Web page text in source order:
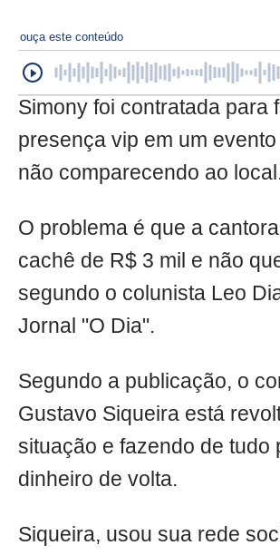
ouça este conteúdo
Simony foi contratada para
presença vip em um
não comparecendo ao
O problema é que a
cachê de R$ 3 mil e não
segundo o colunista Leo
Jornal "O Dia".
Segundo a publicação, o
Gustavo Siqueira está
situação e fazendo de tudo
dinheiro de volta.
Siqueira, usou sua rede